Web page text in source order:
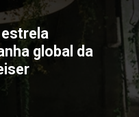
global da